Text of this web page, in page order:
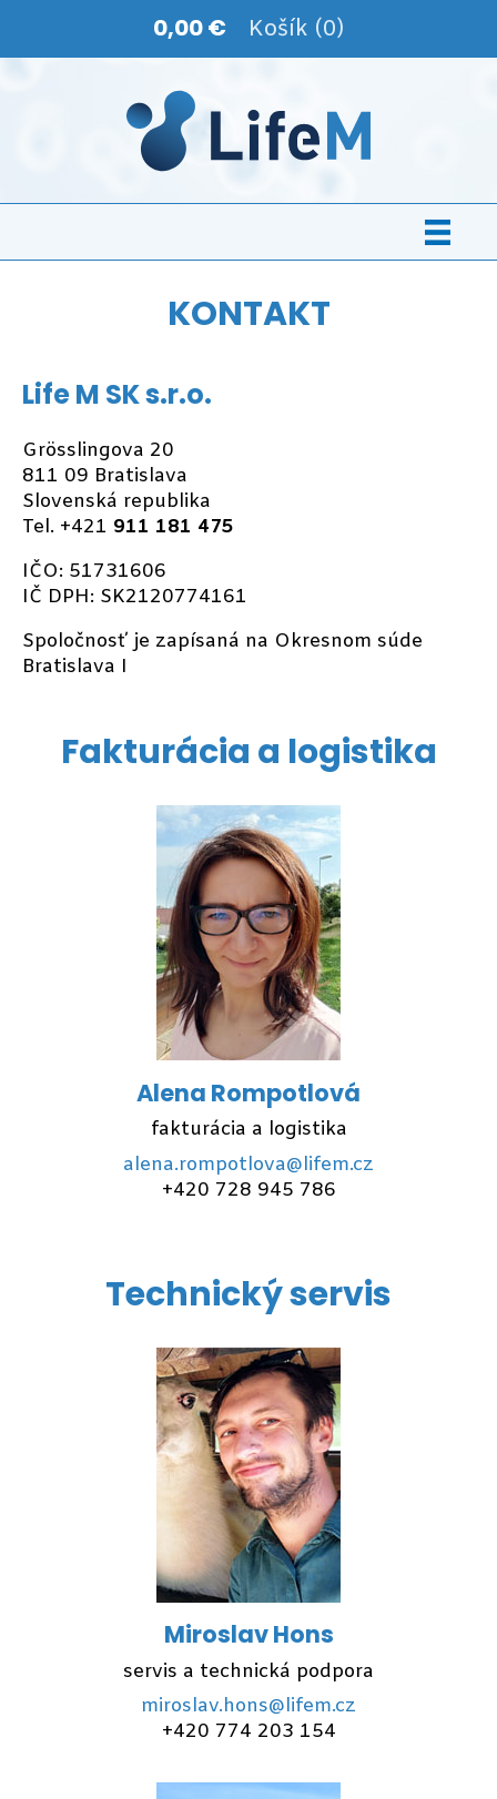
0,00 € Košík (0)
KONTAKT
Life M SK s.r.o.
Grösslingova 20
811 09 Bratislava
Slovenská republika
Tel. +421 911 181 475
IČO: 51731606
IČ DPH: SK2120774161
Spoločnosť je zapísaná na Okresnom súde
Bratislava I
Fakturácia a logistika
Alena Rompotlová
fakturácia a logistika
alena.rompotlova@lifem.cz
+420 728 945 786
Technický servis
Miroslav Hons
servis a technická podpora
miroslav.hons@lifem.cz
+420 774 203 154